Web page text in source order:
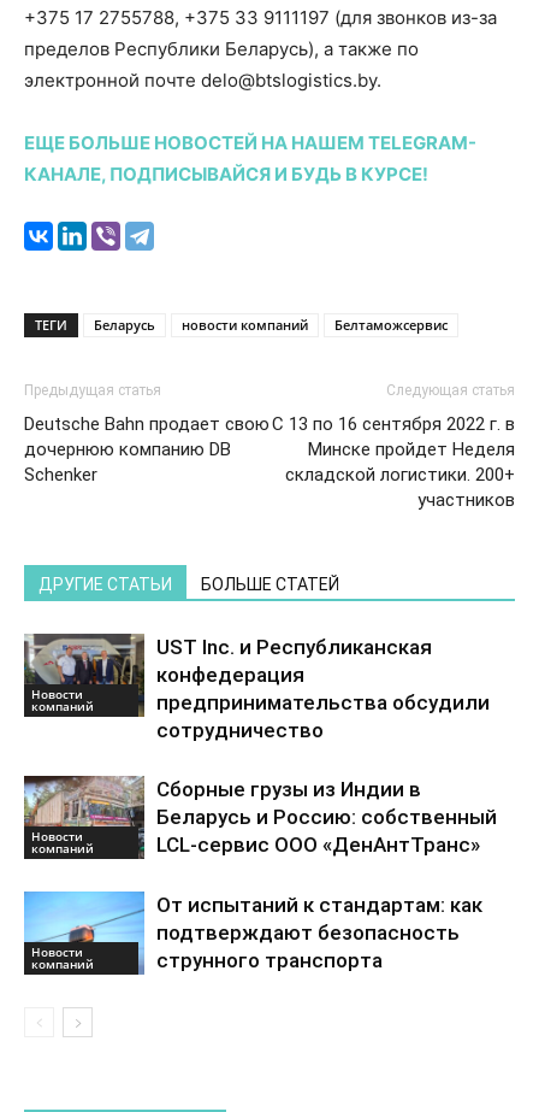
+375 17 2755788, +375 33 9111197 (для звонков из-за
пределов Республики Беларусь), а также по
электронной почте delo@btslogistics.by.
ЕЩЕ БОЛЬШЕ НОВОСТЕЙ НА НАШЕМ TELEGRAM-
КАНАЛЕ, ПОДПИСЫВАЙСЯ И БУДЬ В КУРСЕ!
ТЕГИ Беларусь новости компаний Белтаможсервис
Предыдущая статья
Deutsche Bahn продает свою
дочернюю компанию DB
Schenker
Следующая статья
С 13 по 16 сентября 2022 г. в
Минске пройдет Неделя
складской логистики. 200+
участников
ДРУГИЕ СТАТЬИ БОЛЬШЕ СТАТЕЙ
Новости
компаний
UST Inc. и Республиканская
конфедерация
предпринимательства обсудили
сотрудничество
Новости
компаний
Сборные грузы из Индии в
Беларусь и Россию: собственный
LCL-сервис ООО «ДенАнтТранс»
Новости
компаний
От испытаний к стандартам: как
подтверждают безопасность
струнного транспорта